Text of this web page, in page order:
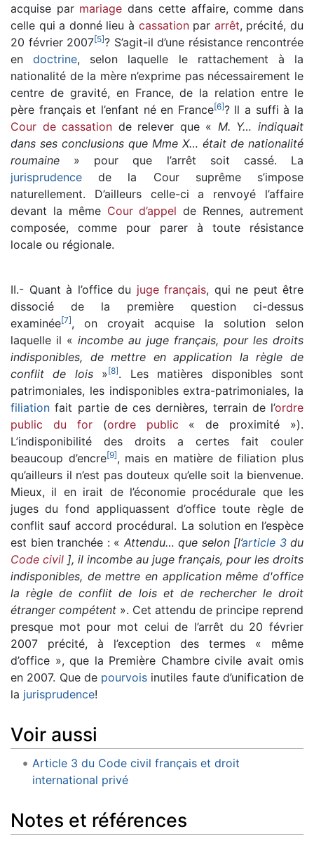
acquise par mariage dans cette affaire, comme dans
celle qui a donné lieu à cassationpar arrêt, précité, du
20 février 2007[5]? S’agit-il d’une résistance rencontrée
endoctrine, selon laquelle le rattachement à la
nationalité de la mère n’exprime pas nécessairement le
centre de gravité, en France, de la relation entre le
père français et l’enfant né en France[6]? Il a suffi à la
Cour de cassation de relever que « M. Y… indiquait
dans ses conclusions que Mme X… était de nationalité
roumaine » pour que l’arrêt soit cassé. La
jurisprudence de la Cour suprême s’impose
naturellement. D’ailleurs celle-ci a renvoyé l’affaire
devant la même Cour d’appel de Rennes, autrement
composée, comme pour parer à toute résistance
locale ou régionale.
II.- Quant à l’office du juge français, qui ne peut être
dissocié de la première question ci-dessus
examinée[7], on croyait acquise la solution selon
laquelle il «incombe au juge français, pour les droits
indisponibles, de mettre en application la règle de
conflit de lois»[8]. Les matières disponibles sont
patrimoniales, les indisponibles extra-patrimoniales, la
filiation fait partie de ces dernières, terrain de l’ordre
public du for(ordre public « de proximité »).
L’indisponibilité des droits a certes fait couler
beaucoup d’encre[9], mais en matière de filiation plus
qu’ailleurs il n’est pas douteux qu’elle soit la bienvenue.
Mieux, il en irait de l’économie procédurale que les
juges du fond appliquassent d’office toute règle de
conflit sauf accord procédural. La solution en l’espèce
est bien tranchée : « Attendu… que selon [l’article 3du
Code civil ], il incombe au juge français, pour les droits
indisponibles, de mettre en application même d'office
la règle de conflit de lois et de rechercher le droit
étranger compétent ». Cet attendu de principe reprend
presque mot pour mot celui de l’arrêt du 20 février
2007 précité, à l’exception des termes « même
d’office », que la Première Chambre civile avait omis
en 2007. Que de pourvois inutiles faute d’unification de
la jurisprudence!
Voir aussi
Article 3 du Code civil français et droit
international privé
Notes et références